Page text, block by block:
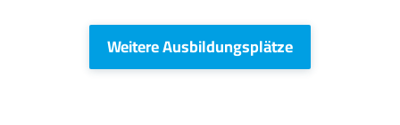
Weitere Ausbildungsplätze